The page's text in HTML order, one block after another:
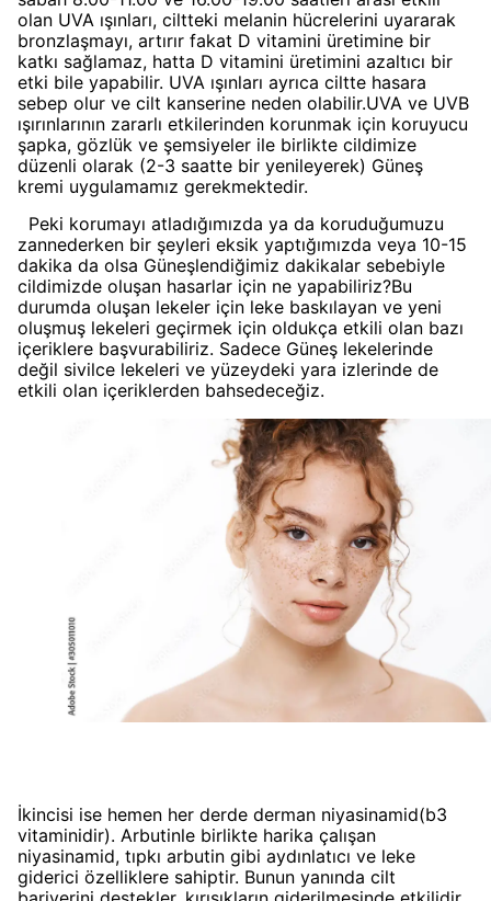
olan UVA ışınları, ciltteki melanin hücrelerini uyararak
bronzlaşmayı, artırır fakat D vitamini üretimine bir
katkı sağlamaz, hatta D vitamini üretimini azaltıcı bir
etki bile yapabilir. UVA ışınları ayrıca ciltte hasara
sebep olur ve cilt kanserine neden olabilir.UVA ve UVB
ışırınlarının zararlı etkilerinden korunmak için koruyucu
şapka, gözlük ve şemsiyeler ile birlikte cildimize
düzenli olarak (2-3 saatte bir yenileyerek) Güneş
kremi uygulamamız gerekmektedir.
Peki korumayı atladığımızda ya da koruduğumuzu
zannederken bir şeyleri eksik yaptığımızda veya 10-15
dakika da olsa Güneşlendiğimiz dakikalar sebebiyle
cildimizde oluşan hasarlar için ne yapabiliriz?Bu
durumda oluşan lekeler için leke baskılayan ve yeni
oluşmuş lekeleri geçirmek için oldukça etkili olan bazı
içeriklere başvurabiliriz. Sadece Güneş lekelerinde
değil sivilce lekeleri ve yüzeydeki yara izlerinde de
etkili olan içeriklerden bahsedeceğiz.
İkincisi ise hemen her derde derman niyasinamid(b3
vitaminidir). Arbutinle birlikte harika çalışan
niyasinamid, tıpkı arbutin gibi aydınlatıcı ve leke
giderici özelliklere sahiptir. Bunun yanında cilt